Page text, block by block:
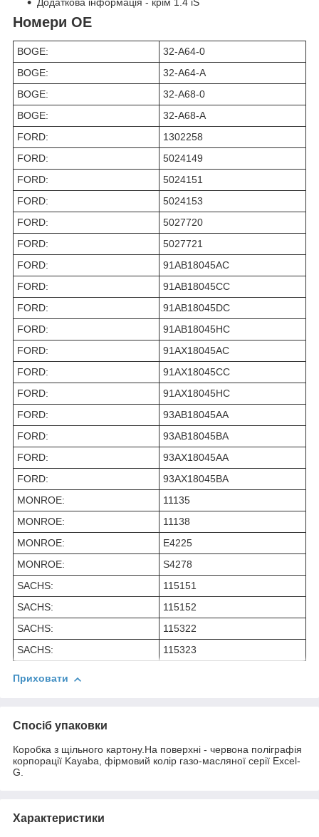
Номери OE
BOGE:
32-A64-0
BOGE:
32-A64-A
BOGE:
32-A68-0
BOGE:
32-A68-A
FORD:
1302258
FORD:
5024149
FORD:
5024151
FORD:
5024153
FORD:
5027720
FORD:
5027721
FORD:
91AB18045AC
FORD:
91AB18045CC
FORD:
91AB18045DC
FORD:
91AB18045HC
FORD:
91AX18045AC
FORD:
91AX18045CC
FORD:
91AX18045HC
FORD:
93AB18045AA
FORD:
93AB18045BA
FORD:
93AX18045AA
FORD:
93AX18045BA
MONROE:
11135
MONROE:
11138
MONROE:
E4225
MONROE:
S4278
SACHS:
115151
SACHS:
115152
SACHS:
115322
SACHS:
115323
Приховати
Спосіб упаковки
Коробка з щільного картону.На поверхні - червона поліграфія
корпорації Kayaba, фірмовий колір газо-масляної серії Excel-
G.
Характеристики